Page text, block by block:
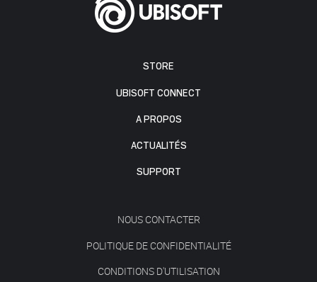
STORE
UBISOFT CONNECT
A PROPOS
ACTUALITÉS
SUPPORT
NOUS CONTACTER
POLITIQUE DE CONFIDENTIALITÉ
CONDITIONS D'UTILISATION